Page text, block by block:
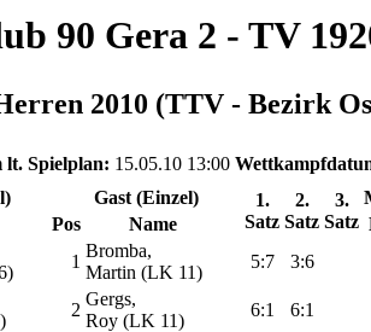
90 Gera 2 - TV
2010 (TTV - Bezirk
lt. Spielplan: 15.05.10 13:00
Gast (Einzel)
1.
Satz
2.
Satz
3.
Satz
Pos Name
1
Bromba,
Martin (LK 11)
5:7 3:6
2
Gergs,
Roy (LK 11)
6:1 6:1